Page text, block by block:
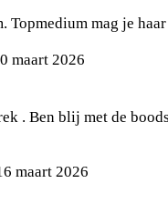
Topmedium mag je
maart 2026
. Ben blij met de
maart 2026